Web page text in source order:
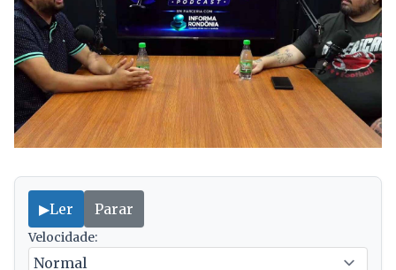
▶Ler Parar
Velocidade: